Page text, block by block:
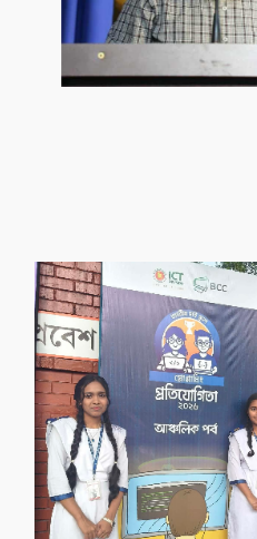
‌গৌর‌বের অর্জন
‌গৌর‌বের অর্জন